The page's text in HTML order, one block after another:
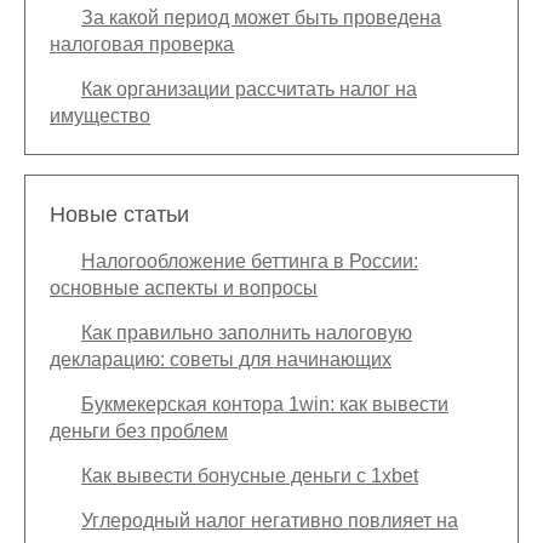
За какой период может быть проведена
налоговая проверка
Как организации рассчитать налог на
имущество
Новые статьи
Налогообложение беттинга в России:
основные аспекты и вопросы
Как правильно заполнить налоговую
декларацию: советы для начинающих
Букмекерская контора 1win: как вывести
деньги без проблем
Как вывести бонусные деньги с 1xbet
Углеродный налог негативно повлияет на